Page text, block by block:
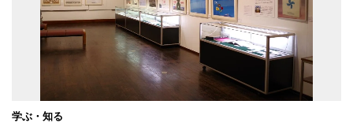
学ぶ・知る